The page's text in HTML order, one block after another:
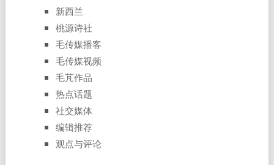
新西兰
桃源诗社
毛传媒播客
毛传媒视频
毛芃作品
热点话题
社交媒体
编辑推荐
观点与评论